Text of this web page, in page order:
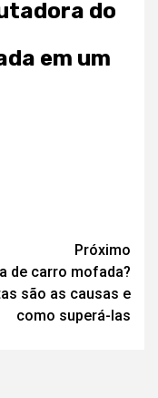
do
em um
Próximo
de carro mofada?
são as causas e
como superá-las